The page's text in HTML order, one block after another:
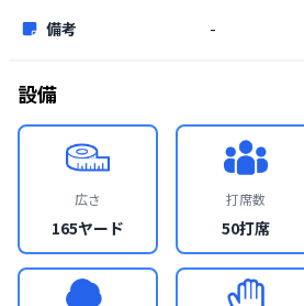
備考
-
設備
広さ
165ヤード
打席数
50打席